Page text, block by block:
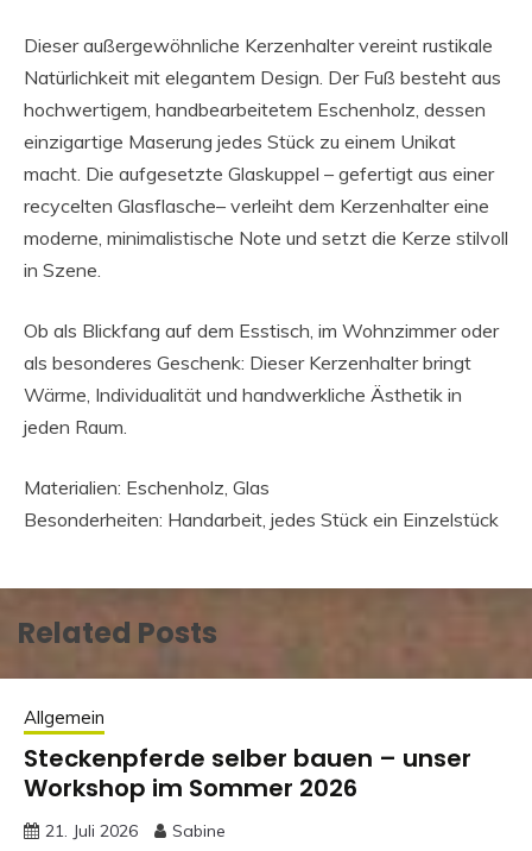
Dieser außergewöhnliche Kerzenhalter vereint rustikale
Natürlichkeit mit elegantem Design. Der Fuß besteht aus
hochwertigem, handbearbeitetem Eschenholz, dessen
einzigartige Maserung jedes Stück zu einem Unikat
macht. Die aufgesetzte Glaskuppel – gefertigt aus einer
recycelten Glasflasche– verleiht dem Kerzenhalter eine
moderne, minimalistische Note und setzt die Kerze stilvoll
in Szene.
Ob als Blickfang auf dem Esstisch, im Wohnzimmer oder
als besonderes Geschenk: Dieser Kerzenhalter bringt
Wärme, Individualität und handwerkliche Ästhetik in
jeden Raum.
Materialien: Eschenholz, Glas
Besonderheiten: Handarbeit, jedes Stück ein Einzelstück
Related Posts
Allgemein
Steckenpferde selber bauen – unser
Workshop im Sommer 2026
21. Juli 2026 Sabine